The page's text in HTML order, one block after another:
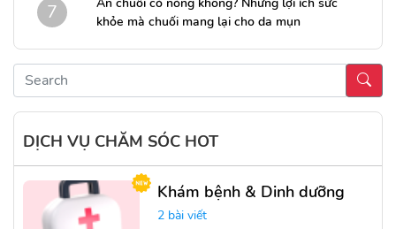
7
khỏe mà chuối mang lại cho da mụn
DỊCH VỤ CHĂM SÓC HOT
Khám bệnh & Dinh dưỡng
2 bài viết